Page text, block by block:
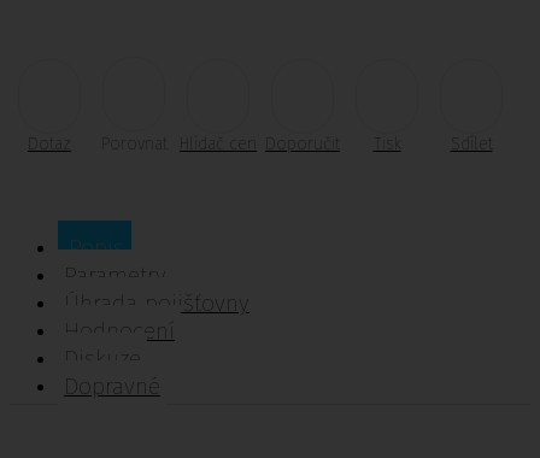
Dotaz Porovnat Doporučit Tisk Sdílet
Popis
Parametry
Úhrada pojišťovny
Hodnocení
Diskuze
Dopravné